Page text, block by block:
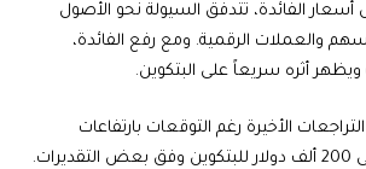
الفائدة، تتدفق السيولة نحو الأصول
والعملات الرقمية. ومع رفع الفائدة،
أثره سريعاً على البتكوين.
الأخيرة رغم التوقعات بارتفاعات